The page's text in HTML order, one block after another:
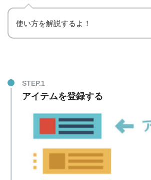
使い方を解説するよ！
STEP.1
アイテムを登録する